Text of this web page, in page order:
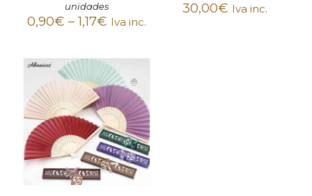
unidades
0,90€ –1,17€ Iva inc.
30,00€ Iva inc.